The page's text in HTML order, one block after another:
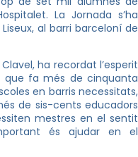
La Jornada s’ha
al barri barceloní de
ha recordat l’esperit
que fa més de cinquanta
en barris necessitats,
de sis-cents educadors
mestres en el sentit
és ajudar en el